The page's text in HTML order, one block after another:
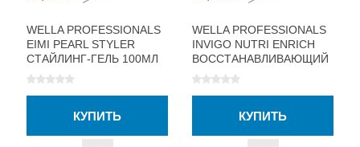
WELLA PROFESSIONALS
EIMI PEARL STYLER
СТАЙЛИНГ-ГЕЛЬ 100МЛ
WELLA PROFESSIONALS
INVIGO NUTRI ENRICH
ВОССТАНАВЛИВАЮЩИЙ
БАЛЬЗАМ 150МЛ